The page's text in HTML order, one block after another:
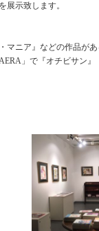
展示致します。
マニア』などの作品が
」で『オチビサン』